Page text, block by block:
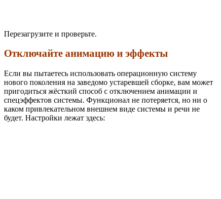
Перезагрузите и проверьте.
Отключайте анимацию и эффекты
Если вы пытаетесь использовать операционную систему
нового поколения на заведомо устаревшей сборке, вам может
пригодиться жёсткий способ с отключением анимации и
спецэффектов системы. Функционал не потеряется, но ни о
каком привлекательном внешнем виде системы и речи не
будет. Настройки лежат здесь: